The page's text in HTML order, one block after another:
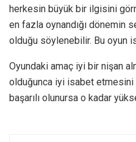
herkesin büyük bir ilgisini
en fazla oynandığı dönemin
olduğu söylenebilir. Bu oyun
Oyundaki amaç iyi bir nişan
olduğunca iyi isabet etmesini
başarılı olunursa o kadar